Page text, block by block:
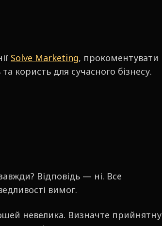
Solve Marketing, прокоментувати
користь для сучасного бізнесу.
Відповідь — ні. Все
вимог.
невелика. Визначте прийнятну